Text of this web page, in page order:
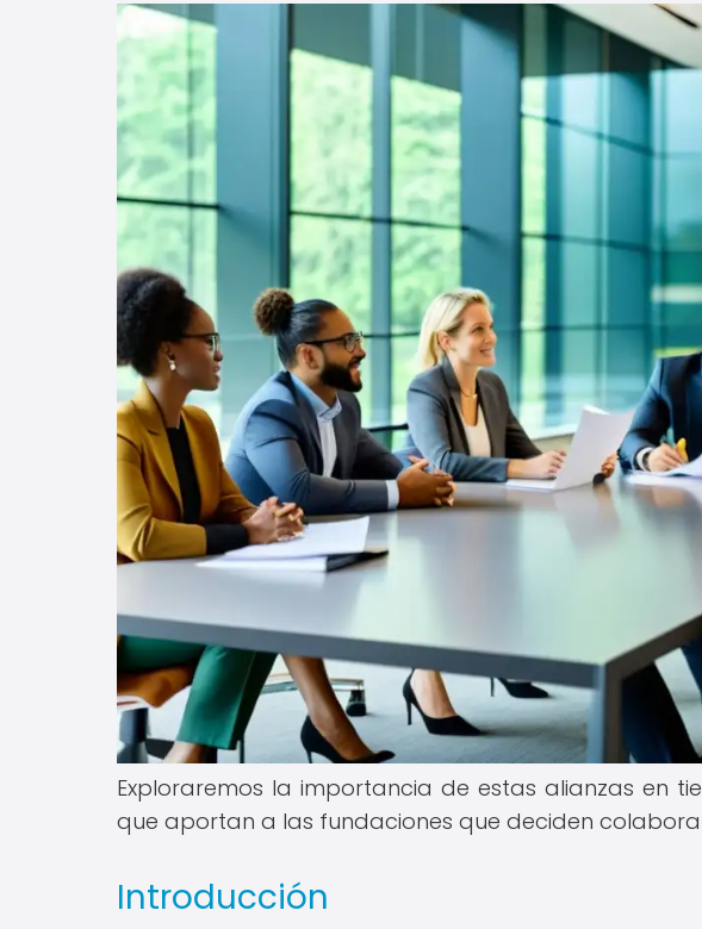
Exploraremos la importancia de estas alianzas en
que aportan a las fundaciones que deciden
Introducción